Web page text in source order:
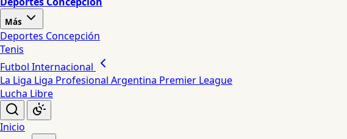
Más
Deportes Concepción
Tenis
Futbol Internacional
La Liga Liga Profesional Argentina Premier League
Lucha Libre
Inicio